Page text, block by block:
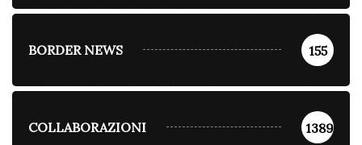
BORDER NEWS 155
COLLABORAZIONI 1389